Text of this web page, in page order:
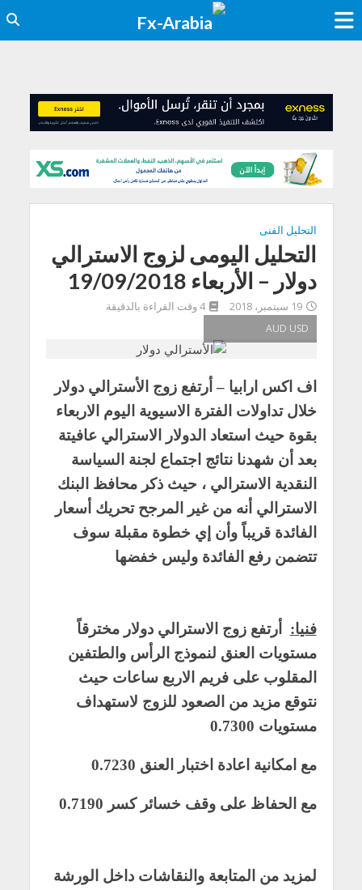
التحليل الفنى
التحليل اليومى لزوج الاسترالي
دولار – الأربعاء 19/09/2018
19 سبتمبر، 2018
4 وقت القراءة بالدقيقة
AUD USD
اف اكس ارابيا – أرتفع زوج الأسترالي دولار
خلال تداولات الفترة الاسيوية اليوم الاربعاء
بقوة حيث استعاد الدولار الاسترالي عافيتة
بعد أن شهدنا نتائج اجتماع لجنة السياسة
النقدية الاسترالي ، حيث ذكر محافظ البنك
الاسترالي أنه من غير المرجح تحريك أسعار
الفائدة قريباً وأن إي خطوة مقبلة سوف
تتضمن رفع الفائدة وليس خفضها
فنيا: أرتفع زوج الاسترالي دولار مخترقاً
مستويات العنق لنموذج الرأس والطتفين
المقلوب على فريم الاربع ساعات حيث
نتوقع مزيد من الصعود للزوج لاستهداف
مستويات 0.7300
مع امكانية اعادة اختبار العنق 0.7230
مع الحفاظ على وقف خسائر كسر 0.7190
لمزيد من المتابعة والنقاشات داخل الورشة